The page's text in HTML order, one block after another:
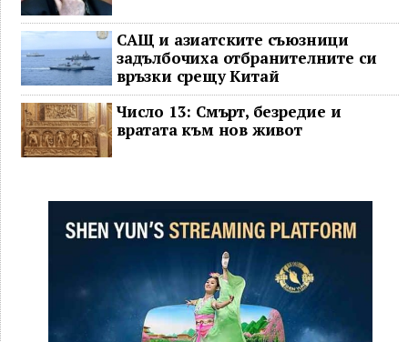
САЩ и азиатските съюзници
задълбочиха отбранителните си
връзки срещу Китай
Число 13: Смърт, безредие и
вратата към нов живот